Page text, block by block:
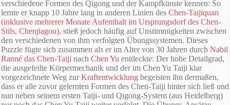
verschiedene Formen des Qigong und der Kampfkünste kennen: So
lernte er knapp 10 Jahre lang in anderen Linien des Chen-Taijiquan
(inklusive mehrerer Monate Aufenthalt im Ursprungsdorf des Chen-
Stils, Chenjiagou), stieß jedoch häufig auf Unstimmigkeiten zwischen
den verschiedenen von ihm verfolgten Übungssystemen. Dieses
Puzzle fügte sich zusammen als er im Alter von 30 Jahren durch Nabil
Ranné das Chen-Taiji nach Chen Yu entdeckte: Der hohe Detailgrad,
die ausgefeilte Körpermechanik und der im Chen Yu Taiji klar
vorgezeichnete Weg zurKraftentwicklung begeisten ihn dermaßen,
dass er alle zuvor gelernten Formen des Chen-Taiji hinter sich ließ und
nun neben seinem ersten Taiji- und Qigong-System (aus Heidelberg)